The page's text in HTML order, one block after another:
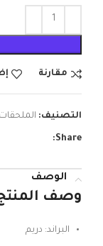
مقارنة
التصنيف: الملحقات
Share:
الوصف
وصف
البراند: دريم